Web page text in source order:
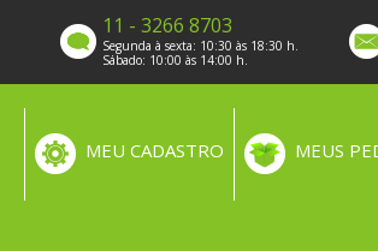
11 - 3266 8703
Segunda à sexta: 10:30 às 18:30 h.
Sábado: 10:00 às 14:00 h.
MEUS
MEU CADASTRO